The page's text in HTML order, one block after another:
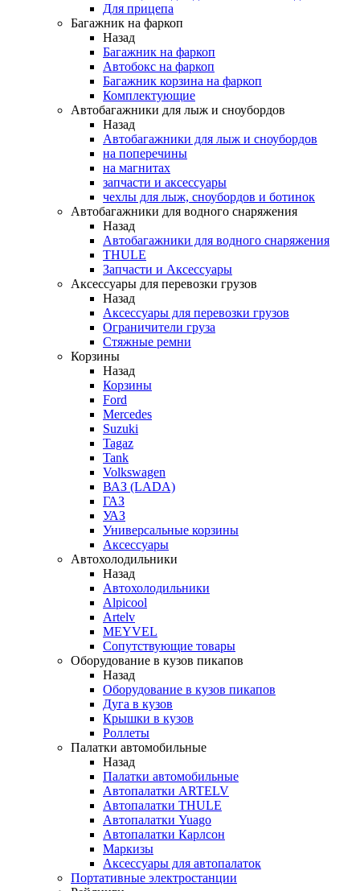
Для прицепа
Багажник на фаркоп
Назад
Багажник на фаркоп
Автобокс на фаркоп
Багажник корзина на фаркоп
Комплектующие
Автобагажники для лыж и сноубордов
Назад
Автобагажники для лыж и сноубордов
на поперечины
на магнитах
запчасти и аксессуары
чехлы для лыж, сноубордов и ботинок
Автобагажники для водного снаряжения
Назад
Автобагажники для водного снаряжения
THULE
Запчасти и Аксессуары
Аксессуары для перевозки грузов
Назад
Аксессуары для перевозки грузов
Ограничители груза
Стяжные ремни
Корзины
Назад
Корзины
Ford
Mercedes
Suzuki
Tagaz
Tank
Volkswagen
ВАЗ (LADA)
ГАЗ
УАЗ
Универсальные корзины
Аксессуары
Автохолодильники
Назад
Автохолодильники
Alpicool
Artelv
MEYVEL
Сопутствующие товары
Оборудование в кузов пикапов
Назад
Оборудование в кузов пикапов
Дуга в кузов
Крышки в кузов
Роллеты
Палатки автомобильные
Назад
Палатки автомобильные
Автопалатки ARTELV
Автопалатки THULE
Автопалатки Yuago
Автопалатки Карлсон
Маркизы
Аксессуары для автопалаток
Портативные электростанции